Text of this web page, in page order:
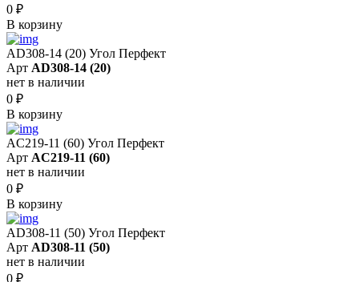
0 ₽
В корзину
AD308-14 (20) Угол Перфект
Арт AD308-14 (20)
нет в наличии
0 ₽
В корзину
AC219-11 (60) Угол Перфект
Арт AC219-11 (60)
нет в наличии
0 ₽
В корзину
AD308-11 (50) Угол Перфект
Арт AD308-11 (50)
нет в наличии
0 ₽